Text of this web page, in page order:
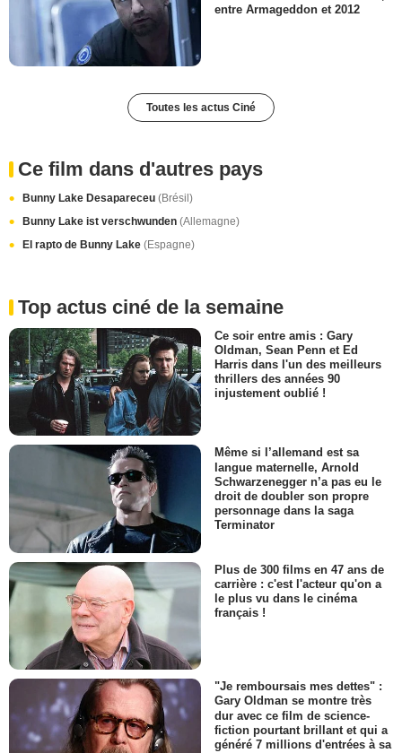
entre Armageddon et 2012
Toutes les actus Ciné
Ce film dans d'autres pays
Bunny Lake Desapareceu (Brésil)
Bunny Lake ist verschwunden (Allemagne)
El rapto de Bunny Lake (Espagne)
Top actus ciné de la semaine
Ce soir entre amis : Gary
Oldman, Sean Penn et Ed
Harris dans l'un des meilleurs
thrillers des années 90
injustement oublié !
Même si l’allemand est sa
langue maternelle, Arnold
Schwarzenegger n’a pas eu le
droit de doubler son propre
personnage dans la saga
Terminator
Plus de 300 films en 47 ans de
carrière : c'est l'acteur qu'on a
le plus vu dans le cinéma
français !
"Je remboursais mes dettes" :
Gary Oldman se montre très
dur avec ce film de science-
fiction pourtant brillant et qui a
généré 7 millions d'entrées à sa